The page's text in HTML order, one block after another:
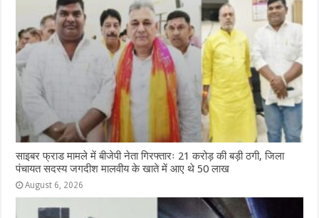
साइबर फ्राड मामले में बीजेपी नेता गिरफ्तारः 21 करोड़ की बड़ी ठगी, जिला
पंचायत सदस्य जगदीश मालवीय के खाते में आए थे 50 लाख
August 6, 2026